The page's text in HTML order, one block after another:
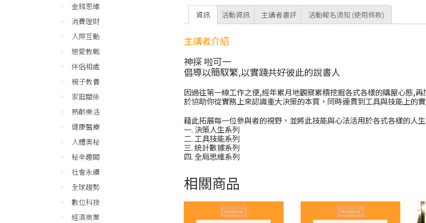
資訊 活動資訊 主講者書評 活動報名須知 (使用條款)
主講者介紹
神探 啦可一
倡導以簡馭繁,以實踐共好彼此的說書人
因過往第一線工作之便,經年累月地觀察累積挖掘各式各樣的購屋心態,
於協助你從實務上來認識重大決策的本質，同時連貫到工具與技能上的
藉此拓展每一位參與者的視野，並將此技能與心法活用於各式各樣的人
一. 決策人生系列
二. 工具技能系列
三. 統計數據系列
四. 全局思維系列
相關商品
金錢思維
消費理財
人際互動
戀愛教戰
伴侶相處
親子教養
家庭關係
熟齡樂活
健康醫療
人體奧秘
秘辛趣聞
社會永續
全球趨勢
數位科技
經濟商業